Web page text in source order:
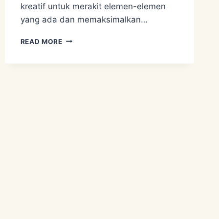
kreatif untuk merakit elemen-elemen
yang ada dan memaksimalkan…
READ MOREMISKONSEPSI